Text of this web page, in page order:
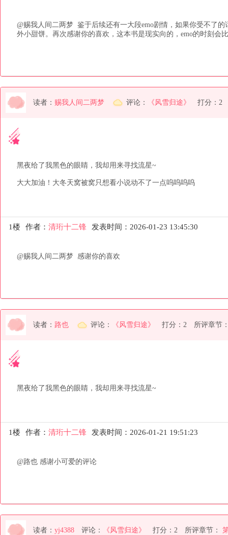
@赐我人间二两梦  鉴于后续还有一大段emo剧情，如果你受不了
外小甜饼。再次感谢你的喜欢，这本书是现实向的，emo的时刻会
读者： 赐我人间二两梦 评论： 《风雪归途》 打分：2
黑夜给了我黑色的眼睛，我却用来寻找流星~
大大加油！大冬天窝被窝只想看小说动不了一点呜呜呜呜
1楼 作者： 清珩十二锋 发表时间：2026-01-23 13:45:30
@赐我人间二两梦  感谢你的喜欢
读者： 路也 评论： 《风雪归途》 打分：2 所评章节
黑夜给了我黑色的眼睛，我却用来寻找流星~
1楼 作者： 清珩十二锋 发表时间：2026-01-21 19:51:23
@路也 感谢小可爱的评论
读者： yj4388 评论： 《风雪归途》 打分：2 所评章节：